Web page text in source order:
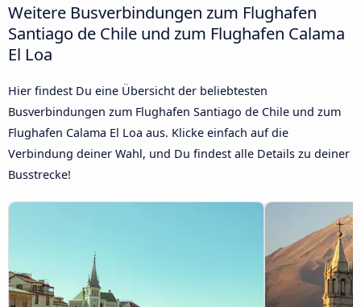
Weitere Busverbindungen zum Flughafen
Santiago de Chile und zum Flughafen Calama
El Loa
Hier findest Du eine Übersicht der beliebtesten
Busverbindungen zum Flughafen Santiago de Chile und zum
Flughafen Calama El Loa aus. Klicke einfach auf die
Verbindung deiner Wahl, und Du findest alle Details zu deiner
Busstrecke!